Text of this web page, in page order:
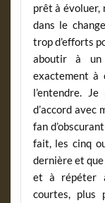
prêt à évoluer,
dans le
trop d’efforts
aboutir à un
exactement à
l’entendre.
d’accord avec
fan
fait, les cinq
dernière et
et à répéter
courtes, plus